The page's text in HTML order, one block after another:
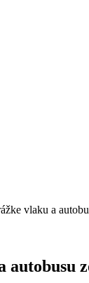
vlaku a
autobusu